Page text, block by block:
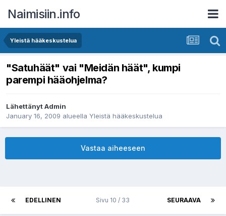
Naimisiin.info
Yleistä hääkeskustelua
"Satuhäät" vai "Meidän häät", kumpi
parempi hääohjelma?
LähettänytAdmin
January 16, 2009 alueella Yleistä hääkeskustelua
Vastaa aiheeseen
EDELLINEN SEURAAVA
Sivu 10 / 33